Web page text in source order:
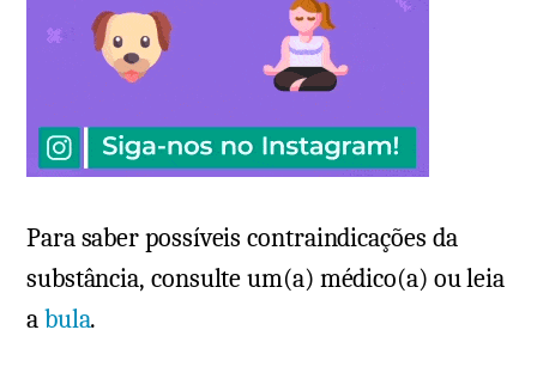
Para saber possíveis contraindicações da
substância, consulte um(a) médico(a) ou leia
abula.